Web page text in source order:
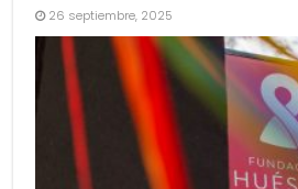
26 septiembre, 2025